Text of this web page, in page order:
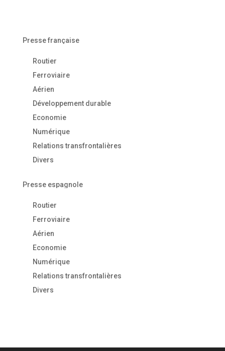
Presse française
Routier
Ferroviaire
Aérien
Développement durable
Economie
Numérique
Relations transfrontalières
Divers
Presse espagnole
Routier
Ferroviaire
Aérien
Economie
Numérique
Relations transfrontalières
Divers